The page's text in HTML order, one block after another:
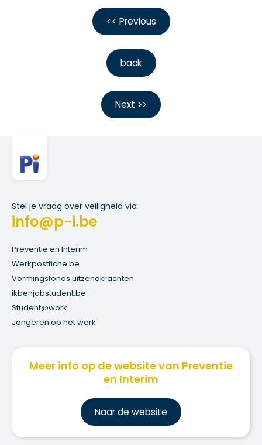
<< Previous
back
Next >>
Stel je vraag over veiligheid via
info@p-i.be
Preventie en Interim
Werkpostfiche.be
Vormingsfonds uitzendkrachten
ikbenjobstudent.be
Student@work
Jongeren op het werk
Meer info op de website van Preventie
en Interim
Naar de website